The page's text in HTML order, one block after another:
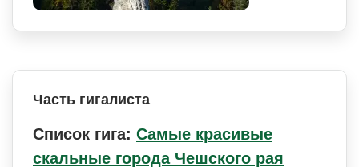
Часть гигалиста
Список гига: Самые красивые
скальные города Чешского рая